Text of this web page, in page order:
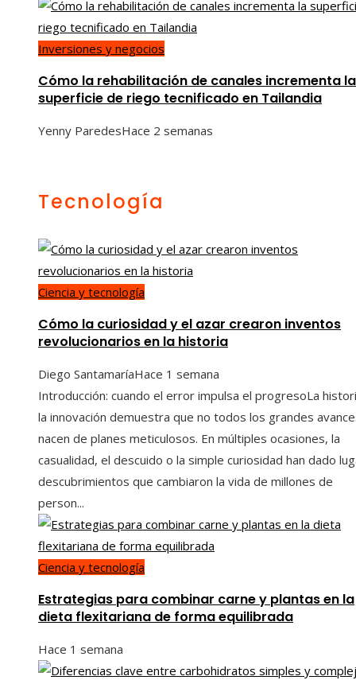
Inversiones y negocios
Cómo la rehabilitación de canales incrementa la
superficie de riego tecnificado en Tailandia
Yenny ParedesHace 2 semanas
Tecnología
Ciencia y tecnología
Cómo la curiosidad y el azar crearon inventos
revolucionarios en la historia
Diego SantamaríaHace 1 semana
Introducción: cuando el error impulsa el progresoLa
la innovación demuestra que no todos los grandes
nacen de planes meticulosos. En múltiples ocasiones, la
casualidad, el descuido o la simple curiosidad han dado
descubrimientos que cambiaron la vida de millones de
person...
Ciencia y tecnología
Estrategias para combinar carne y plantas en la
dieta flexitariana de forma equilibrada
Hace 1 semana